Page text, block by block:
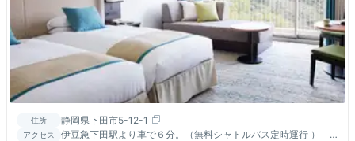
住所 静岡県下田市5-12-1
アクセス
伊豆急下田駅より車で６分。（無料シャトルバス定時運行 ） ※